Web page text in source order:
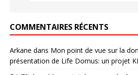
COMMENTAIRES RÉCENTS
Arkane dans Mon point de vue sur la
présentation de Life Domus: un projet